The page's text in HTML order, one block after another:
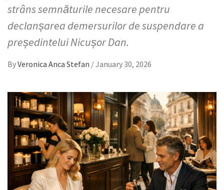
strâns semnăturile necesare pentru
declanșarea demersurilor de suspendare a
președintelui Nicușor Dan.
ByVeronica Anca Stefan /January 30, 2026